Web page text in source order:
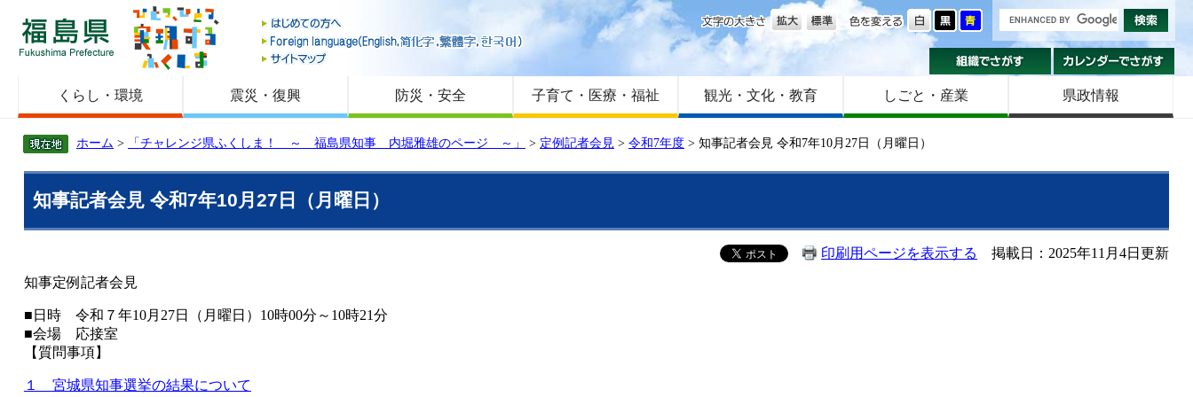
福島県
はじめての方へ
Foreign language
サイトマップ
色を変える
文字の大きさ
組織でさがす
くらし・環境 震災・復興 防災・安全 子育て・医療・福祉 観光・文化・教育 しごと・産業 県政情報
ホーム > 「チャレンジ県ふくしま！ ～ 福島県知事 内堀雅雄のページ ～」 > 定例記者会見 > 令和7年度 > 知事記者会見 令和7年10月27日（月曜日）
知事記者会見 令和7年10月27日（月曜日）
印刷用ページを表示する
掲載日：2025年11月4日更新
知事定例記者会見
■日時 令和７年10月27日（月曜日）10時00分～10時21分
■会場 応接室
【質問事項】
１ 宮城県知事選挙の結果について